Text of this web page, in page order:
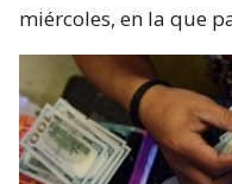
miércoles, en la que